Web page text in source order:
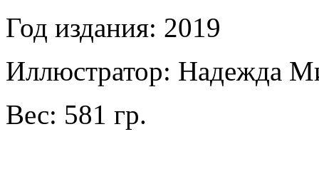
Год издания: 2019
Иллюстратор: Надежда
Вес: 581 гр.